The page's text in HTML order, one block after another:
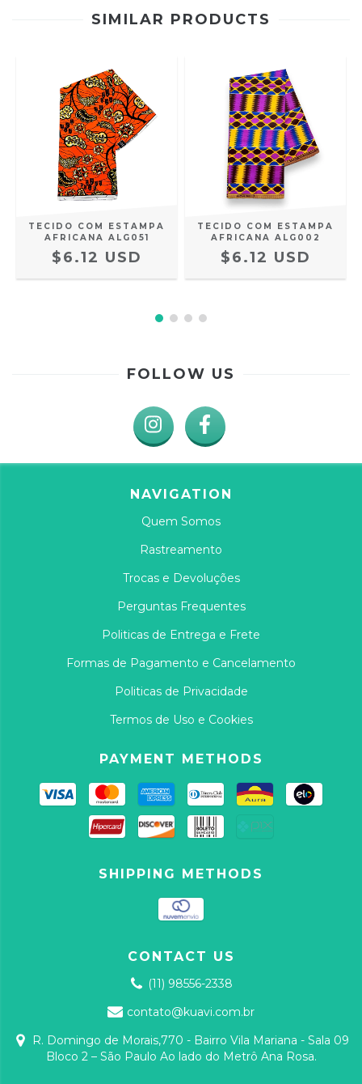
SIMILAR PRODUCTS
TECIDO COM ESTAMPA
AFRICANA ALG051
$6.12 USD
TECIDO COM ESTAMPA
AFRICANA ALG002
$6.12 USD
FOLLOW US
NAVIGATION
Quem Somos
Rastreamento
Trocas e Devoluções
Perguntas Frequentes
Politicas de Entrega e Frete
Formas de Pagamento e Cancelamento
Politicas de Privacidade
Termos de Uso e Cookies
PAYMENT METHODS
SHIPPING METHODS
CONTACT US
(11) 98556-2338
contato@kuavi.com.br
R. Domingo de Morais,770 - Bairro Vila Mariana - Sala 09
Bloco 2 – São Paulo Ao lado do Metrô Ana Rosa.